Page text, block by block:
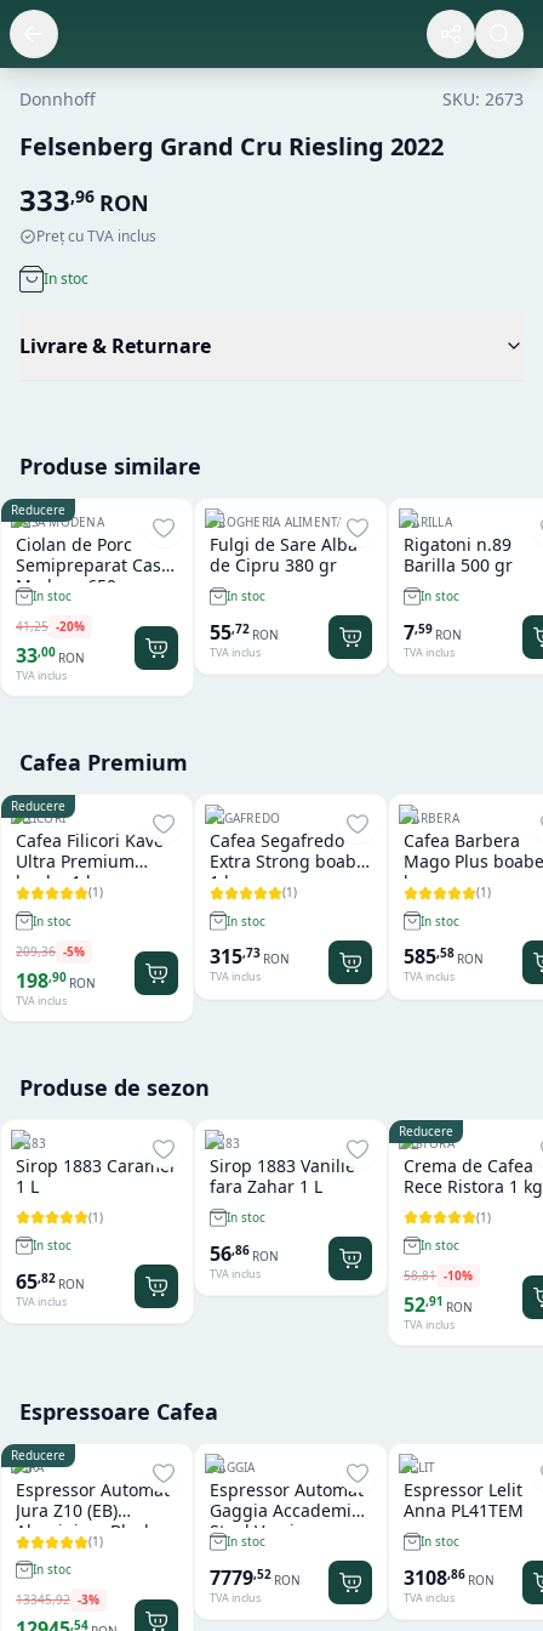
Donnhoff SKU: 2673
Felsenberg Grand Cru Riesling 2022
333,96 RON
Preț cu TVA inclus
In stoc
Livrare & Returnare
Produse similare
Reducere
CASA MODENA
Ciolan de Porc
Semipreparat Casa
Modena 650 gr
In stoc
41,25 -20%
33,00 RON
TVA inclus
DROGHERIA ALIMENTARI
Fulgi de Sare Alba
de Cipru 380 gr
In stoc
55,72 RON
TVA inclus
BARILLA
Rigatoni n.89
Barilla 500 gr
In stoc
7,59 RON
TVA inclus
Cafea Premium
Reducere
FILICORI
Cafea Filicori Kave
Ultra Premium
boabe 1 kg
(1)
In stoc
209,36 -5%
198,90 RON
TVA inclus
SEGAFREDO
Cafea Segafredo
Extra Strong boabe
1 kg
(1)
In stoc
315,73 RON
TVA inclus
BARBERA
Cafea Barbera
Mago Plus
kg
(1)
In stoc
585,58 RON
TVA inclus
Produse de sezon
1883
Sirop 1883 Caramel
1 L
(1)
In stoc
65,82 RON
TVA inclus
1883
Sirop 1883 Vanilie
fara Zahar 1 L
In stoc
56,86 RON
TVA inclus
Reducere
RISTORA
Crema de Cafea
Rece Ristora 1 kg
(1)
In stoc
58,81 -10%
52,91 RON
TVA inclus
Espressoare Cafea
Reducere
JURA
Espressor Automat
Jura Z10 (EB)
Aluminium Black
(1)
In stoc
13345,92 -3%
,54
GAGGIA
Espressor Automat
Gaggia Accademia
Steel Version
In stoc
7779,52 RON
TVA inclus
LELIT
Espressor Lelit
Anna PL41TEM
In stoc
3108,86 RON
TVA inclus